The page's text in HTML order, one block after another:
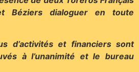
Béziers dialoguer en toute
d’activités et financiers sont
à l’unanimité et le bureau